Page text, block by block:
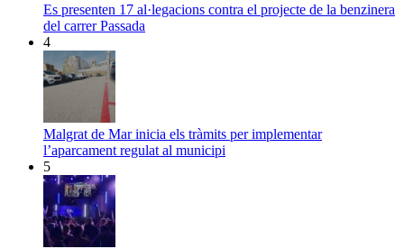
Es presenten 17 al·legacions contra el projecte de la benzinera
del carrer Passada
4
Malgrat de Mar inicia els tràmits per implementar
l’aparcament regulat al municipi
5